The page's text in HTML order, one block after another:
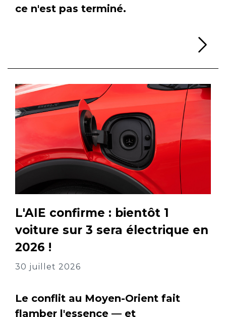
ce n'est pas terminé.
L'AIE confirme : bientôt 1
voiture sur 3 sera électrique en
2026 !
30 juillet 2026
Le conflit au Moyen-Orient fait
flamber l'essence — et